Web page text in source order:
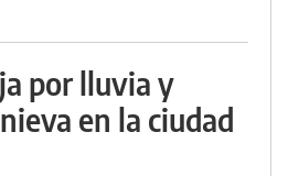
por lluvia y
en la ciudad